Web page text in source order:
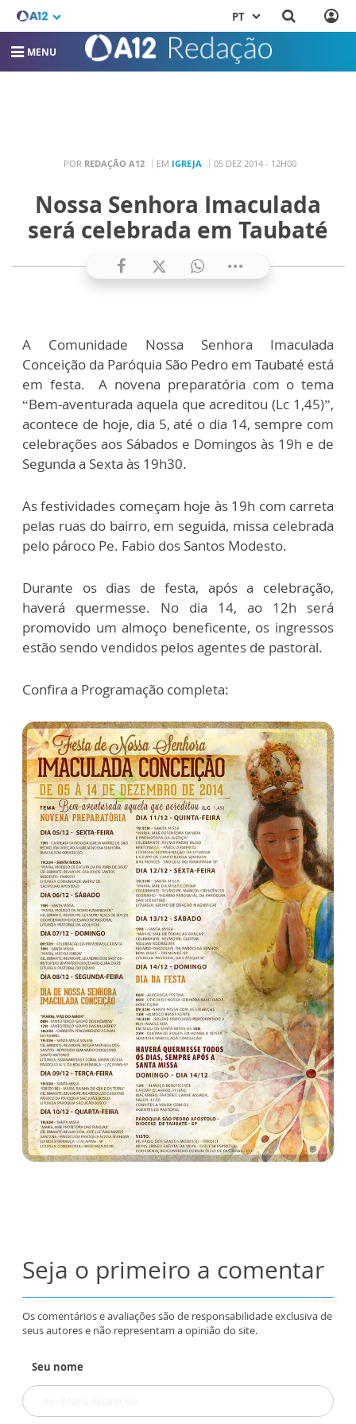
PT
MENU
POR REDAÇÃO A12 EM IGREJA 05 DEZ 2014 - 12H00
Nossa Senhora Imaculada
será celebrada em Taubaté
A Comunidade Nossa Senhora Imaculada
Conceição da Paróquia São Pedro em Taubaté está
em festa. A novena preparatória com o tema
“Bem-aventurada aquela que acreditou (Lc 1,45)”,
acontece de hoje, dia 5, até o dia 14, sempre com
celebrações aos Sábados e Domingos às 19h e de
Segunda a Sexta às 19h30.
As festividades começam hoje às 19h com carreta
pelas ruas do bairro, em seguida, missa celebrada
pelo pároco Pe. Fabio dos Santos Modesto.
Durante os dias de festa, após a celebração,
haverá quermesse. No dia 14, ao 12h será
promovido um almoço beneficente, os ingressos
estão sendo vendidos pelos agentes de pastoral.
Confira a Programação completa:
Seja o primeiro a comentar
Os comentários e avaliações são de responsabilidade exclusiva de
seus autores e não representam a opinião do site.
Seu nome